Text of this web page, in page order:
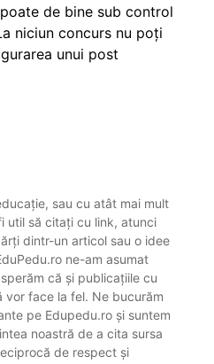
de bine sub control
niciun concurs nu poți
unui post
sau cu atât mai mult
util să citați cu link, atunci
dintr-un articol sau o idee
ne-am asumat
că și publicațiile cu
vor face la fel. Ne bucurăm
pe Edupedu.ro și suntem
noastră de a cita sursa
de respect și